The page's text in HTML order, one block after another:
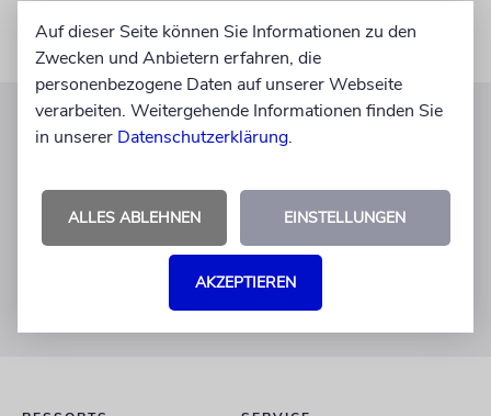
KUNDENSERVICE
+49 30 275833 0
Mo-Do 9-17 Uhr
verlag@juedische-allgemeine.de
redaktion@juedische-allgemeine.de
Auf dieser Seite können Sie Informationen zu den
Zwecken und Anbietern erfahren, die
personenbezogene Daten auf unserer Webseite
verarbeiten. Weitergehende Informationen finden Sie
in unserer Datenschutzerklärung.
ALLES ABLEHNEN EINSTELLUNGEN
AKZEPTIEREN